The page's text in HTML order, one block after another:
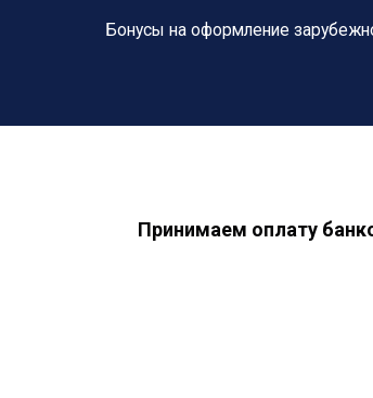
Бонусы на оформление
Принимаем оплату